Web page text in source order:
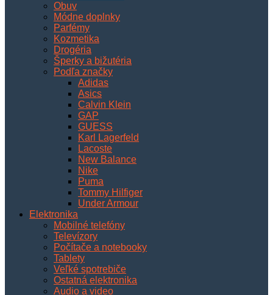
Obuv
Módne doplnky
Parfémy
Kozmetika
Drogéria
Šperky a bižutéria
Podľa značky
Adidas
Asics
Calvin Klein
GAP
GUESS
Karl Lagerfeld
Lacoste
New Balance
Nike
Puma
Tommy Hilfiger
Under Armour
Elektronika
Mobilné telefóny
Televízory
Počítače a notebooky
Tablety
Veľké spotrebiče
Ostatná elektronika
Audio a video